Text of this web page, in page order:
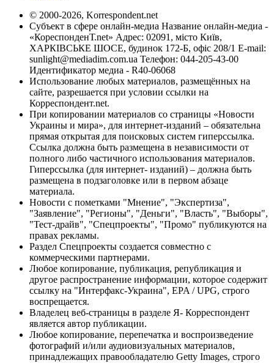
© 2000-2026, Korrespondent.net
Субъект в сфере онлайн-медиа Название онлайн-медиа -
«КореспонденТ.net» Адрес: 02091, місто Київ,
ХАРКІВСЬКЕ ШОСЕ, будинок 172-Б, офіс 208/1 E-mail:
sunlight@mediadim.com.ua Телефон: 044-205-43-00
Идентификатор медиа - R40-06068
Использование любых материалов, размещённых на
сайте, разрешается при условии ссылки на
Корреспондент.net.
При копировании материалов со страницы «Новости
Украины и мира», для интернет-изданий – обязательна
прямая открытая для поисковых систем гиперссылка.
Ссылка должна быть размещена в независимости от
полного либо частичного использования материалов.
Гиперссылка (для интернет- изданий) – должна быть
размещена в подзаголовке или в первом абзаце
материала.
Новости с пометками "Мнение", "Экспертиза",
"Заявление", "Регионы", "Деньги", "Власть", "Выборы",
"Тест-драйв", "Спецпроекты", "Промо" публикуются на
правах рекламы.
Раздел Спецпроекты создается совместно с
коммерческими партнерами.
Любое копирование, публикация, републикация и
другое распространение информации, которое содержит
ссылку на "Интерфакс-Украина", EPA / UPG, строго
воспрещается.
Владелец веб-страницы в разделе Я- Корреспондент
является автор публикации.
Любое копирование, перепечатка и воспроизведение
фотографий и/или аудиовизуальных материалов,
принадлежащих правообладателю Getty Images, строго